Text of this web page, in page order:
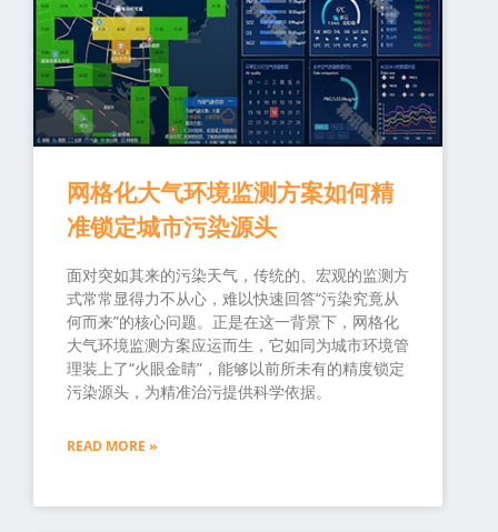
网格化大气环境监测方案如何精
准锁定城市污染源头
面对突如其来的污染天气，传统的、宏观的监测方
式常常显得力不从心，难以快速回答“污染究竟从
何而来”的核心问题。正是在这一背景下，网格化
大气环境监测方案应运而生，它如同为城市环境管
理装上了“火眼金睛”，能够以前所未有的精度锁定
污染源头，为精准治污提供科学依据。
READ MORE »